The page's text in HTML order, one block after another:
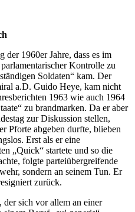
der 1960er Jahre, dass es im
Kontrolle zu
Soldaten“ kam. Der
a.D. Guido Heye, kam nicht
1963 wie auch 1964
zu brandmarken. Da er aber
zur Diskussion stellen,
Pforte abgeben durfte, blieben
Erst als er eine
„Quick“ startete und so die
folgte parteiübergreifende
sondern an seinem Tun. Er
zurück.
sich vor allem an einer